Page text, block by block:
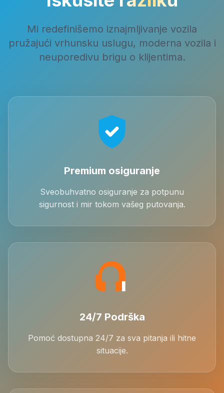
Mi redefinišemo iznajmljivanje vozila
pružajući vrhunsku uslugu, moderna vozila i
neuporedivu brigu o klijentima.
Premium osiguranje
Sveobuhvatno osiguranje za potpunu
sigurnost i mir tokom vašeg putovanja.
24/7 Podrška
Pomoć dostupna 24/7 za sva pitanja ili hitne
situacije.